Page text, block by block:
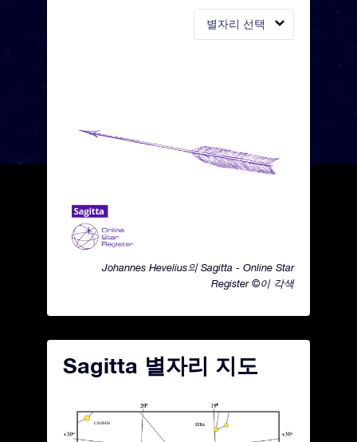
별자리 선택
Johannes Hevelius의 Sagitta - Online Star
Register ©이 각색
Sagitta 별자리 지도